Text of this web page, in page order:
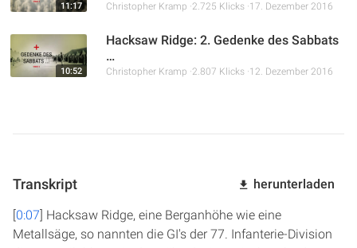
11:17 Christopher Kramp 2.725 Klicks 17. Dezember 2016
10:52
Hacksaw Ridge: 2. Gedenke des Sabbats
…
Christopher Kramp 2.807 Klicks 12. Dezember 2016
Transkript herunterladen
[0:07] Hacksaw Ridge, eine Berganhöhe wie eine
Metallsäge, so nannten die GI's der 77. Infanterie-Division